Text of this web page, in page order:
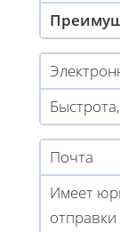
Почта
Имеет
отправки